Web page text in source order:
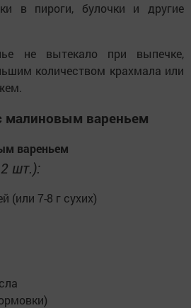
в пироги, булочки и другие
не вытекало при выпечке,
количеством крахмала или
малиновым вареньем
вареньем
шт.):
(или 7-8 г сухих)